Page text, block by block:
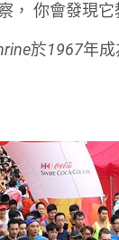
， 你會發現它
於1967年